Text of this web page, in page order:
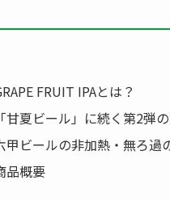
FRUIT IPAとは？
「甘夏ビール」に続く第2弾
甲ビールの非加熱・無ろ過
品概要